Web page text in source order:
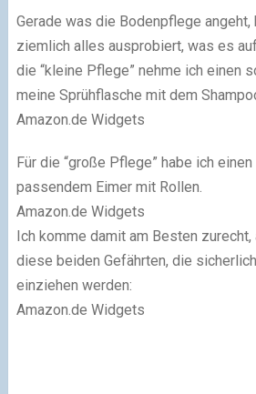
Gerade was die Bodenpflege
ziemlich alles ausprobiert, was es
die “kleine Pflege” nehme ich einen
meine Sprühflasche mit dem
Amazon.de Widgets
Für die “große Pflege” habe ich
passendem Eimer mit Rollen.
Amazon.de Widgets
Ich komme damit am Besten
diese beiden Gefährten, die
einziehen werden:
Amazon.de Widgets